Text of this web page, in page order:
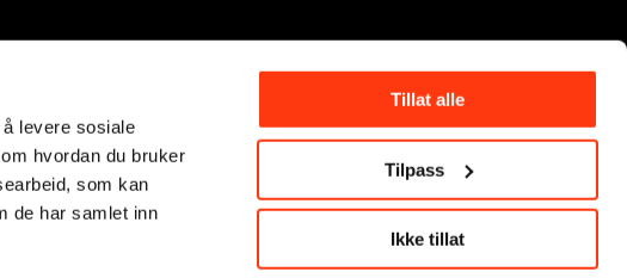
levere sosiale
hvordan du bruker
som kan
de har samlet inn
Tillat alle
Tilpass
Ikke tillat